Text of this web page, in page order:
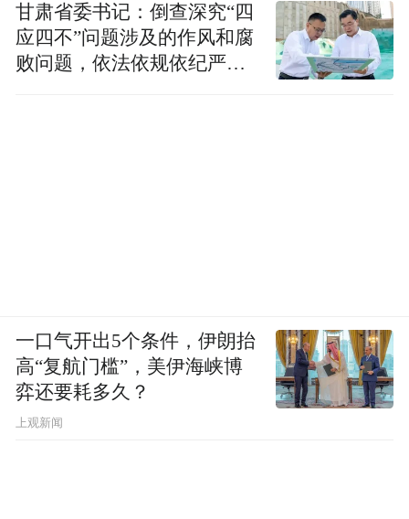
甘肃省委书记：倒查深究“四
应四不”问题涉及的作风和腐
败问题，依法依规依纪严肃
一口气开出5个条件，伊朗抬
高“复航门槛”，美伊海峡博
弈还要耗多久？
上观新闻